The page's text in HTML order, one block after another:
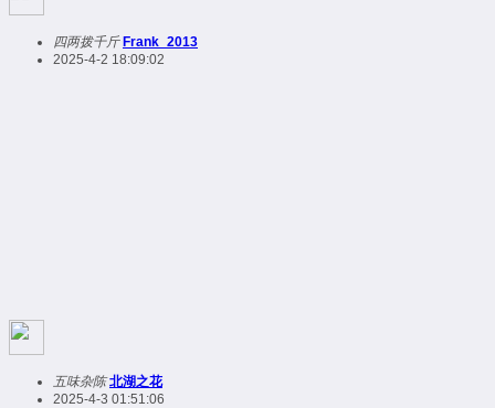
四两拨千斤 Frank_2013
2025-4-2 18:09:02
五味杂陈 北湖之花
2025-4-3 01:51:06